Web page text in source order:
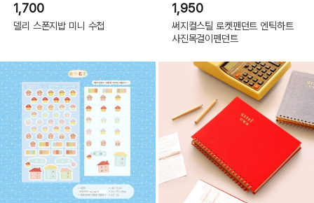
1,700
델리 스폰지밥 미니 수첩
1,950
써지컬스틸 로켓펜던트 엔틱하트
사진목걸이펜던트